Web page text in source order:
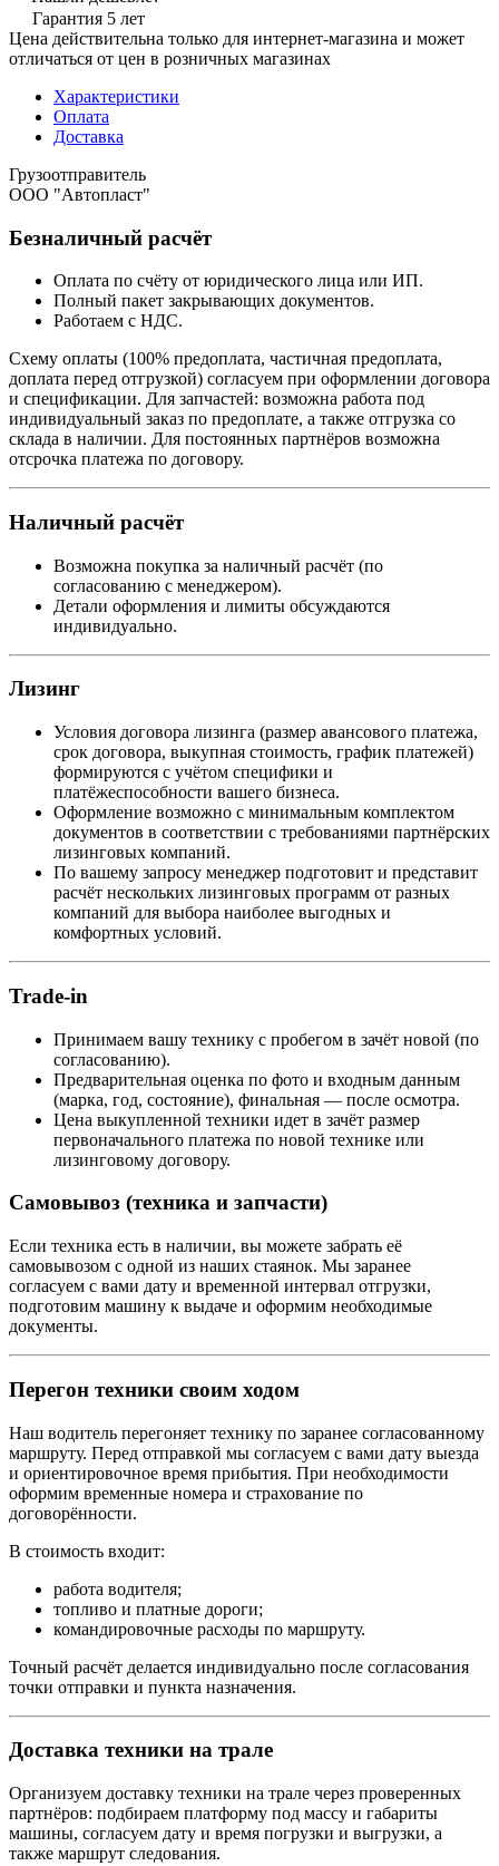
Гарантия 5 лет
Цена действительна только для интернет-магазина и может
отличаться от цен в розничных магазинах
Характеристики
Оплата
Доставка
Грузоотправитель
ООО "Автопласт"
Безналичный расчёт
Оплата по счёту от юридического лица или ИП.
Полный пакет закрывающих документов.
Работаем с НДС.
Схему оплаты (100% предоплата, частичная предоплата,
доплата перед отгрузкой) согласуем при оформлении договора
и спецификации. Для запчастей: возможна работа под
индивидуальный заказ по предоплате, а также отгрузка со
склада в наличии. Для постоянных партнёров возможна
отсрочка платежа по договору.
Наличный расчёт
Возможна покупка за наличный расчёт (по
согласованию с менеджером).
Детали оформления и лимиты обсуждаются
индивидуально.
Лизинг
Условия договора лизинга (размер авансового платежа,
срок договора, выкупная стоимость, график платежей)
формируются с учётом специфики и
платёжеспособности вашего бизнеса.
Оформление возможно с минимальным комплектом
документов в соответствии с требованиями партнёрских
лизинговых компаний.
По вашему запросу менеджер подготовит и представит
расчёт нескольких лизинговых программ от разных
компаний для выбора наиболее выгодных и
комфортных условий.
Trade-in
Принимаем вашу технику с пробегом в зачёт новой (по
согласованию).
Предварительная оценка по фото и входным данным
(марка, год, состояние), финальная — после осмотра.
Цена выкупленной техники идет в зачёт размер
первоначального платежа по новой технике или
лизинговому договору.
Самовывоз (техника и запчасти)
Если техника есть в наличии, вы можете забрать её
самовывозом с одной из наших стаянок. Мы заранее
согласуем с вами дату и временной интервал отгрузки,
подготовим машину к выдаче и оформим необходимые
документы.
Перегон техники своим ходом
Наш водитель перегоняет технику по заранее согласованному
маршруту. Перед отправкой мы согласуем с вами дату выезда
и ориентировочное время прибытия. При необходимости
оформим временные номера и страхование по
договорённости.
В стоимость входит:
работа водителя;
топливо и платные дороги;
командировочные расходы по маршруту.
Точный расчёт делается индивидуально после согласования
точки отправки и пункта назначения.
Доставка техники на трале
Организуем доставку техники на трале через проверенных
партнёров: подбираем платформу под массу и габариты
машины, согласуем дату и время погрузки и выгрузки, а
также маршрут следования.